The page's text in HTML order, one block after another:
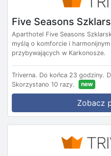
Five Seasons
Aparthotel Five Seasons
myślą o komforcie i
przybywających w Karkonosze.
Triverna. Do końca 23 godziny.
Skorzystano 10 razy.
new
Zobacz